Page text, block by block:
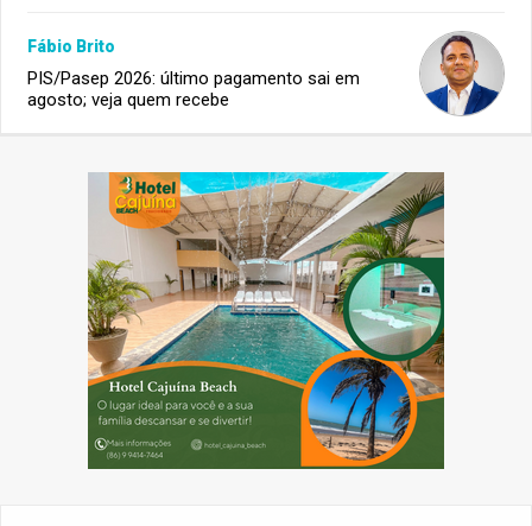
Fábio Brito
PIS/Pasep 2026: último pagamento sai em
agosto; veja quem recebe